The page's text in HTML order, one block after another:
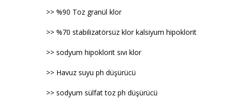
>> %90 Toz granül klor
>> %70 stabilizatörsüz klor kalsiyum hipoklorit
>> sodyum hipoklorit sıvı klor
>> Havuz suyu ph düşürücü
>> sodyum sülfat toz ph düşürücü